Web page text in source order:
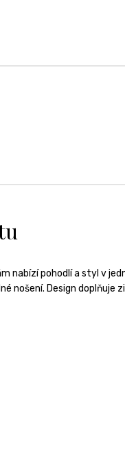
nabízí pohodlí a styl v
nošení. Design doplňuje